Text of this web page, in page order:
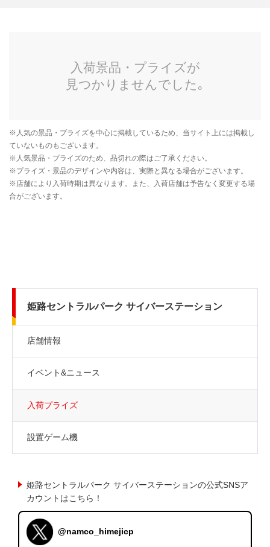
姫路セントラルパーク サイバーステーション
店舗情報
イベント&ニュース
入荷プライズ
設置ゲーム機
姫路セントラルパーク サイバーステーションの公式SNSア
カウントはこちら！
@namco_himejicp